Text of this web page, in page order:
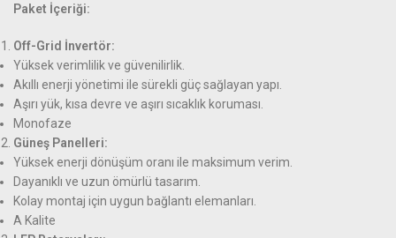
Paket İçeriği:
Off-Grid İnvertör:
Yüksek verimlilik ve güvenilirlik.
Akıllı enerji yönetimi ile sürekli güç sağlayan yapı.
Aşırı yük, kısa devre ve aşırı sıcaklık koruması.
Monofaze
Güneş Panelleri:
Yüksek enerji dönüşüm oranı ile maksimum verim.
Dayanıklı ve uzun ömürlü tasarım.
Kolay montaj için uygun bağlantı elemanları.
A Kalite